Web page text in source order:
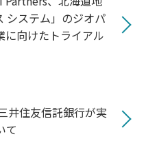
システム」のジオパ
に向けたトライアル
井住友信託銀行が実
て